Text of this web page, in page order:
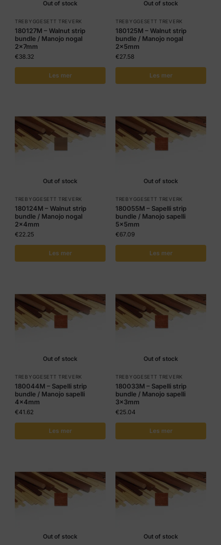
Out of stock
TREBYGGESETT TREVERK
180127M – Walnut strip
bundle / Manojo nogal
2x7mm
€38.32
Les mer
Out of stock
TREBYGGESETT TREVERK
180125M – Walnut strip
bundle / Manojo nogal
2x5mm
€27.58
Les mer
Out of stock
TREBYGGESETT TREVERK
180124M – Walnut strip
bundle / Manojo nogal
2x4mm
€22.25
Les mer
Out of stock
TREBYGGESETT TREVERK
180055M – Sapelli strip
bundle / Manojo sapelli
5x5mm
€67.09
Les mer
Out of stock
TREBYGGESETT TREVERK
180044M – Sapelli strip
bundle / Manojo sapelli
4x4mm
€41.62
Les mer
Out of stock
TREBYGGESETT TREVERK
180033M – Sapelli strip
bundle / Manojo sapelli
3x3mm
€25.04
Les mer
Out of stock Out of stock